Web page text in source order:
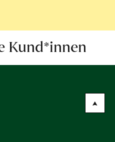
Kund*innen